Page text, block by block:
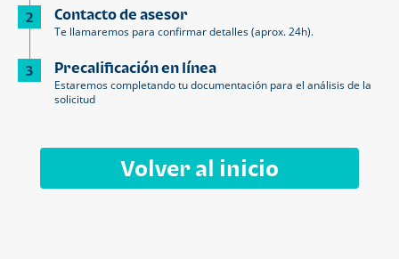
2 Contacto de asesor
Te llamaremos para confirmar detalles (aprox. 24h).
3 Precalificación en línea
Estaremos completando tu documentación para el análisis de la
solicitud
Volver al inicio